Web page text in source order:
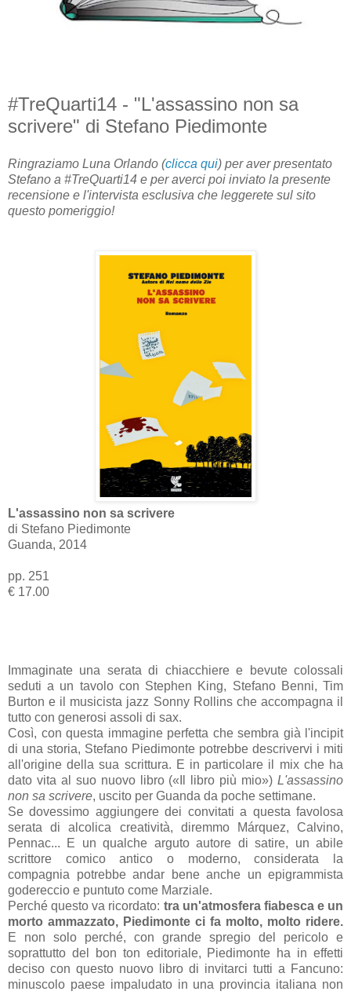
#TreQuarti14 - "L'assassino non sa
scrivere" di Stefano Piedimonte
Ringraziamo Luna Orlando (clicca qui) per aver presentato
Stefano a #TreQuarti14 e per averci poi inviato la presente
recensione e l'intervista esclusiva che leggerete sul sito
questo pomeriggio!
L'assassino non sa scrivere
di Stefano Piedimonte
Guanda, 2014
pp. 251
€ 17.00
Immaginate una serata di chiacchiere e bevute colossali
seduti a un tavolo con Stephen King, Stefano Benni, Tim
Burton e il musicista jazz Sonny Rollins che accompagna il
tutto con generosi assoli di sax.
Così, con questa immagine perfetta che sembra già l'incipit
di una storia, Stefano Piedimonte potrebbe descrivervi i miti
all'origine della sua scrittura. E in particolare il mix che ha
dato vita al suo nuovo libro («Il libro più mio»)L'assassino
non sa scrivere, uscito per Guanda da poche settimane.
Se dovessimo aggiungere dei convitati a questa favolosa
serata di alcolica creatività, diremmo Márquez, Calvino,
Pennac... E un qualche arguto autore di satire, un abile
scrittore comico antico o moderno, considerata la
compagnia potrebbe andar bene anche un epigrammista
godereccio e puntuto come Marziale.
Perché questo va ricordato: tra un'atmosfera fiabesca e un
morto ammazzato, Piedimonte ci fa molto, molto ridere.
E non solo perché, con grande spregio del pericolo e
soprattutto del bon ton editoriale, Piedimonte ha in effetti
deciso con questo nuovo libro di invitarci tutti a Fancuno:
minuscolo paese impaludato in una provincia italiana non